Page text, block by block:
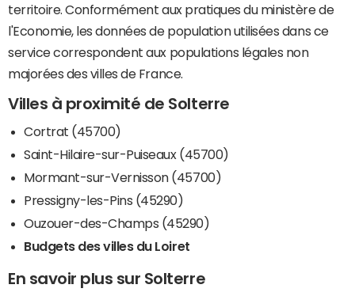
territoire. Conformément aux pratiques du ministère de
l'Economie, les données de population utilisées dans ce
service correspondent aux populations légales non
majorées des villes de France.
Villes à proximité de Solterre
Cortrat (45700)
Saint-Hilaire-sur-Puiseaux (45700)
Mormant-sur-Vernisson (45700)
Pressigny-les-Pins (45290)
Ouzouer-des-Champs (45290)
Budgets des villes du Loiret
En savoir plus sur Solterre